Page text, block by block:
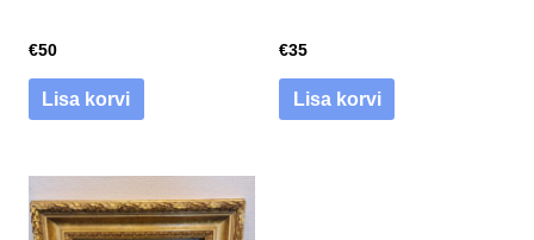
€50
Lisa korvi
€35
Lisa korvi